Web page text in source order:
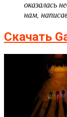
оказалась
нам,
Скачать